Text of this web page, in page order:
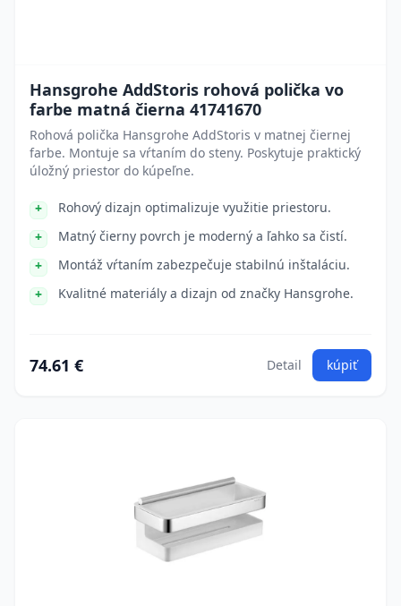
Hansgrohe AddStoris rohová polička vo
farbe matná čierna 41741670
Rohová polička Hansgrohe AddStoris v matnej čiernej
farbe. Montuje sa vŕtaním do steny. Poskytuje praktický
úložný priestor do kúpeľne.
Rohový dizajn optimalizuje využitie priestoru.
Matný čierny povrch je moderný a ľahko sa čistí.
Montáž vŕtaním zabezpečuje stabilnú inštaláciu.
Kvalitné materiály a dizajn od značky Hansgrohe.
74.61 € Detail kúpiť